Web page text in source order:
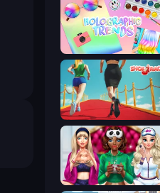
Holographic Trends
Shoe Race
BFFs Luxury Loungewear